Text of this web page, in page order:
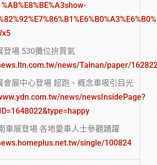
登場 530攤位拚買氣
news/Tainan/paper/
會展中心登場 超跑、概念車吸引目光
news/newsInsidePage?
車展登場 各地愛車人士參觀踴躍
single/100824